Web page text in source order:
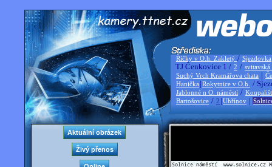
Říčky v O.h. Zakletý / Sjezdovka
TJ Čenkovice 1 / 2 / svitavská
Suchý Vrch Kramářova chata |
Hanička |Rokytnice v O.h. /
Jablonné n O. náměstí /
Bartošovice / 2 |Uhřínov |